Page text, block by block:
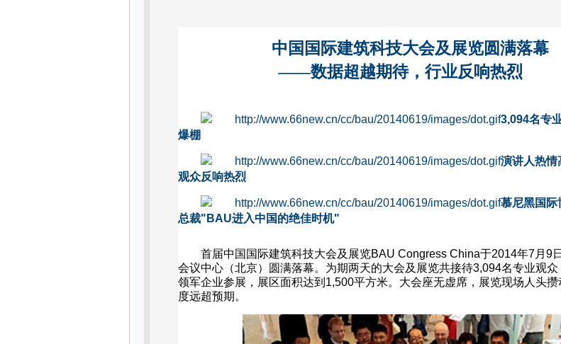
中国国际建筑科技大会及展览圆满落幕
——数据超越期待，行业反响热烈
3,094名专
爆棚
演讲人热情
观众反响热烈
慕尼黑国际
总裁"BAU进入中国的绝佳时机"
首届中国国际建筑科技大会及展览BAU Congress China于2014年7月 9
会议中心（北京）圆满落幕。为期两天的大会及展览共接待3,094名专业观众
领军企业参展，展区面积达到 1,500平方米。大会座无虚席，展览现场人头攒
度远超预期。